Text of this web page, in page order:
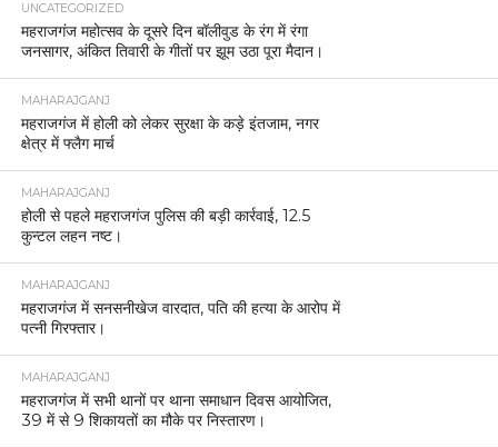
UNCATEGORIZED
महराजगंज महोत्सव के दूसरे दिन बॉलीवुड के रंग में रंगा
जनसागर, अंकित तिवारी के गीतों पर झूम उठा पूरा मैदान।
MAHARAJGANJ
महराजगंज में होली को लेकर सुरक्षा के कड़े इंतजाम, नगर
क्षेत्र में फ्लैग मार्च
MAHARAJGANJ
होली से पहले महराजगंज पुलिस की बड़ी कार्रवाई, 12.5
कुन्टल लहन नष्ट।
MAHARAJGANJ
महराजगंज में सनसनीखेज वारदात, पति की हत्या के आरोप में
पत्नी गिरफ्तार।
MAHARAJGANJ
महराजगंज में सभी थानों पर थाना समाधान दिवस आयोजित,
39 में से 9 शिकायतों का मौके पर निस्तारण।